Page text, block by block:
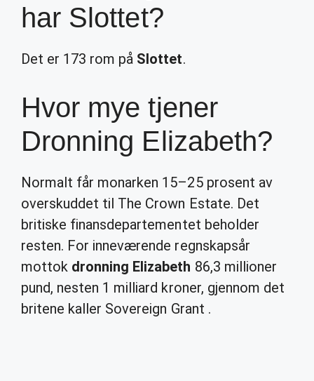
har Slottet?
Det er 173 rom på Slottet.
Hvor mye tjener
Dronning Elizabeth?
Normalt får monarken 15–25 prosent av
overskuddet til The Crown Estate. Det
britiske finansdepartementet beholder
resten. For inneværende regnskapsår
mottok dronning Elizabeth 86,3 millioner
pund, nesten 1 milliard kroner, gjennom det
britene kaller Sovereign Grant .